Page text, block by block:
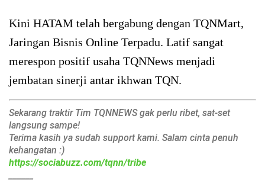
Kini HATAM telah bergabung dengan TQNMart,
Jaringan Bisnis Online Terpadu. Latif sangat
merespon positif usaha TQNNews menjadi
jembatan sinerji antar ikhwan TQN.
Sekarang traktir Tim TQNNEWS gak perlu ribet, sat-set
langsung sampe!
Terima kasih ya sudah support kami. Salam cinta penuh
kehangatan :)
https://sociabuzz.com/tqnn/tribe